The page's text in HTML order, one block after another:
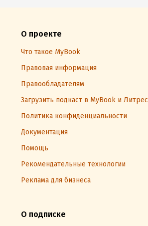
О проекте
Что такое MyBook
Правовая информация
Правообладателям
Загрузить подкаст в MyBook и Литрес
Политика конфиденциальности
Документация
Помощь
Рекомендательные технологии
Реклама для бизнеса
О подписке